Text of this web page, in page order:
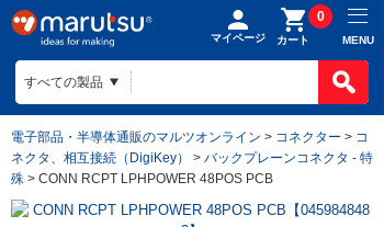
マイページ カート
0
MENU
電子部品・半導体通販のマルツオンライン > コネクター > コ
ネクタ、相互接続（DigiKey）
> バックプレーンコネクタ - 特
殊 > CONN RCPT LPHPOWER 48POS PCB